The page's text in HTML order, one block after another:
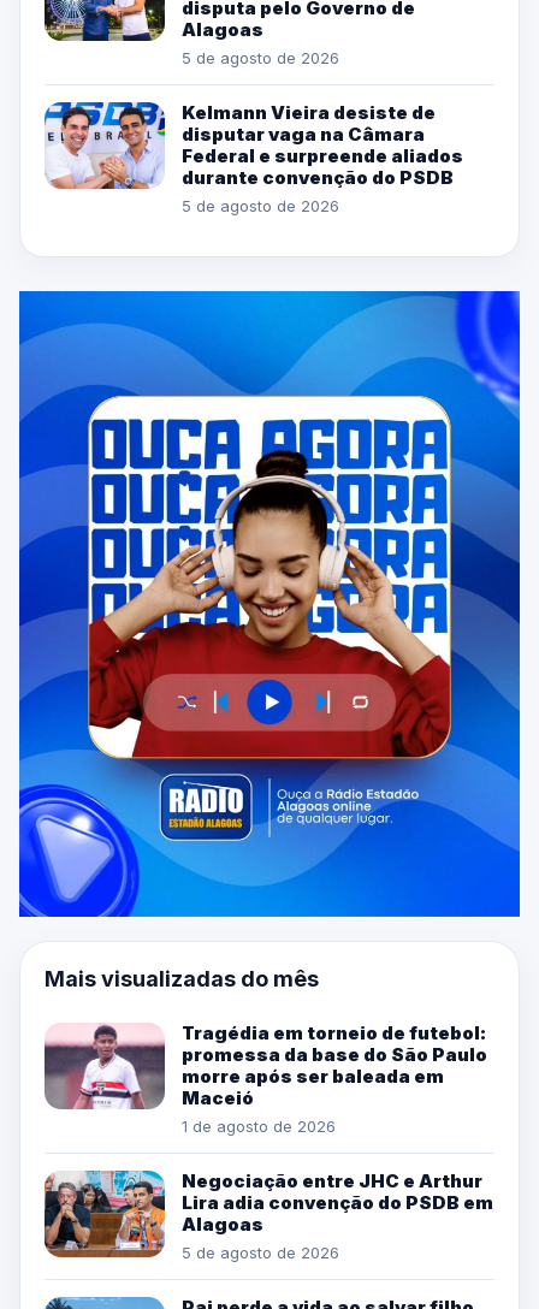
disputa pelo Governo de
Alagoas
5 de agosto de 2026
Kelmann Vieira desiste de
disputar vaga na Câmara
Federal e surpreende aliados
durante convenção do PSDB
5 de agosto de 2026
Mais visualizadas do mês
Tragédia em torneio de futebol:
promessa da base do São Paulo
morre após ser baleada em
Maceió
1 de agosto de 2026
Negociação entre JHC e Arthur
Lira adia convenção do PSDB em
Alagoas
5 de agosto de 2026